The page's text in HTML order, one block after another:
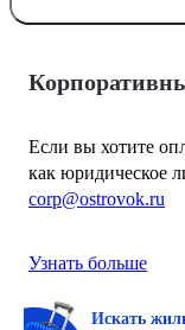
Если вы хотите
как юридическое
corp@ostrovok.ru
Узнать больше
Искать